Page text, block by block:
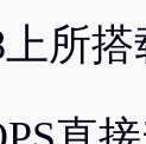
上所